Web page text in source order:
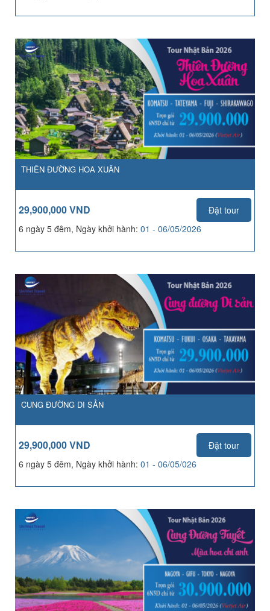
THIÊN ĐƯỜNG HOA XUÂN
29,900,000 VND
Đặt tour
6 ngày 5 đêm, Ngày khởi hành: 01 - 06/05/2026
CUNG ĐƯỜNG DI SẢN
29,900,000 VND
Đặt tour
6 ngày 5 đêm, Ngày khởi hành: 01 - 06/05/026